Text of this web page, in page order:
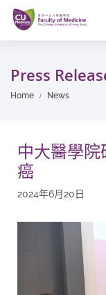
Skip
main
content
Press
Home News
中大醫學
癌
2024年6月20日